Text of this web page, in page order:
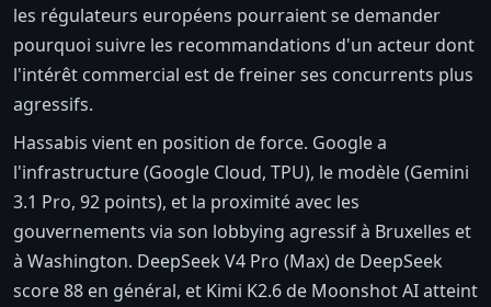
les régulateurs européens pourraient se demander
pourquoi suivre les recommandations d'un acteur dont
l'intérêt commercial est de freiner ses concurrents plus
agressifs.
Hassabis vient en position de force. Google a
l'infrastructure (Google Cloud, TPU), le modèle (Gemini
3.1 Pro, 92 points), et la proximité avec les
gouvernements via son lobbying agressif à Bruxelles et
à Washington. DeepSeek V4 Pro (Max) de DeepSeek
score 88 en général, et Kimi K2.6 de Moonshot AI atteint